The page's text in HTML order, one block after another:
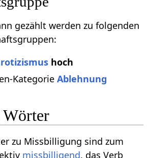
gezählt werden zu folgenden
hoch
Kategorie Ablehnung
Wörter
zu Missbilligung sind zum
missbilligend, das Verb